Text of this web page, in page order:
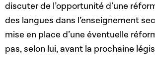
discuter de l’opportunité d’une
des langues dans l’enseignement
mise en place d’une éventuelle
pas, selon lui, avant la prochaine